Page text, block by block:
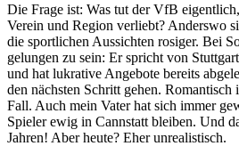
Die Frage ist: Was tut der VfB
Verein und Region verliebt? Anderswo
die sportlichen Aussichten rosiger. Bei
gelungen zu sein: Er spricht von
und hat lukrative Angebote bereits
den nächsten Schritt gehen. Romantisch
Fall. Auch mein Vater hat sich immer
Spieler ewig in Cannstatt bleiben. Und
Jahren! Aber heute? Eher unrealistisch.